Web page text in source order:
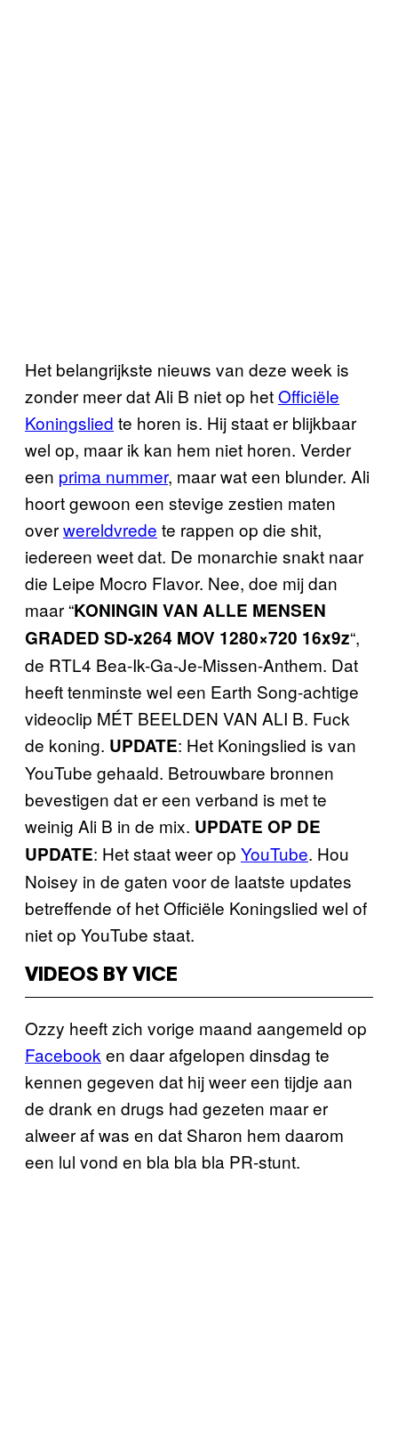
Het belangrijkste nieuws van deze week is
zonder meer dat Ali B niet op hetOfficiële
Koningslied te horen is. Hij staat er blijkbaar
wel op, maar ik kan hem niet horen. Verder
een prima nummer, maar wat een blunder. Ali
hoort gewoon een stevige zestien maten
overwereldvrede te rappen op die shit,
iedereen weet dat. De monarchie snakt naar
die Leipe Mocro Flavor. Nee, doe mij dan
maar “KONINGIN VAN ALLE MENSEN
GRADED SD-x264 MOV 1280×720 16x9z“,
de RTL4 Bea-Ik-Ga-Je-Missen-Anthem. Dat
heeft tenminste wel een Earth Song-achtige
videoclip MÉT BEELDEN VAN ALI B. Fuck
de koning. UPDATE: Het Koningslied is van
YouTube gehaald. Betrouwbare bronnen
bevestigen dat er een verband is met te
weinig Ali B in de mix. UPDATE OP DE
UPDATE: Het staat weer op YouTube. Hou
Noisey in de gaten voor de laatste updates
betreffende of het Officiële Koningslied wel of
niet op YouTube staat.
VIDEOS BY VICE
Ozzy heeft zich vorige maand aangemeld op
Facebook en daar afgelopen dinsdag te
kennen gegeven dat hij weer een tijdje aan
de drank en drugs had gezeten maar er
alweer af was en dat Sharon hem daarom
een lul vond en bla bla bla PR-stunt.